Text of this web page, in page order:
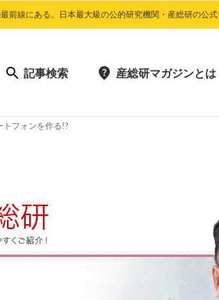
前線にある。日本最大級の公的研究機関・産総研の公
記事検索 産総研マガジンとは
トフォンを作る!?